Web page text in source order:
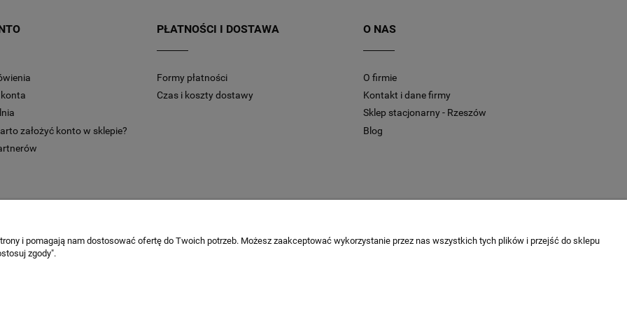
założyć konto w sklepie?
PŁATNOŚCI I DOSTAWA
Formy płatności
Czas i koszty dostawy
O NAS
O firmie
Kontakt i dane firmy
Sklep stacjonarny - Rzeszów
Blog
i pomagają nam dostosować ofertę do Twoich potrzeb. Możesz zaakceptować wykorzystanie przez nas wszystkich tych plików i przejść do sklepu
zgody".